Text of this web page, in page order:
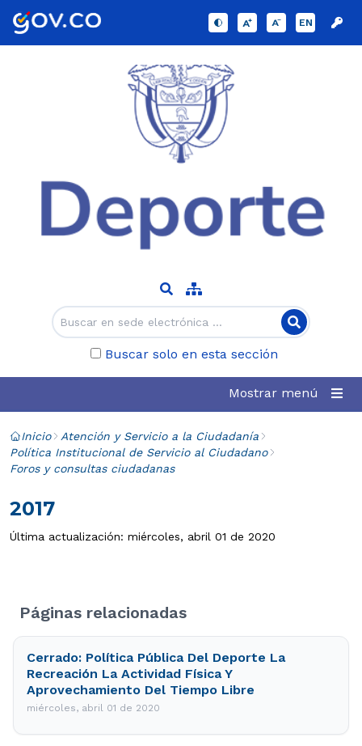
EN
Buscar solo en esta sección
Mostrar menú
Inicio
Atención y Servicio a la Ciudadanía
Política Institucional de Servicio al Ciudadano
Foros y consultas ciudadanas
2017
Última actualización: miércoles, abril 01 de 2020
Páginas relacionadas
Cerrado: Política Pública Del Deporte La
Recreación La Actividad Física Y
Aprovechamiento Del Tiempo Libre
miércoles, abril 01 de 2020